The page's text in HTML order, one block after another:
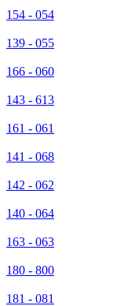
154 - 054
139 - 055
166 - 060
143 - 613
161 - 061
141 - 068
142 - 062
140 - 064
163 - 063
180 - 800
181 - 081